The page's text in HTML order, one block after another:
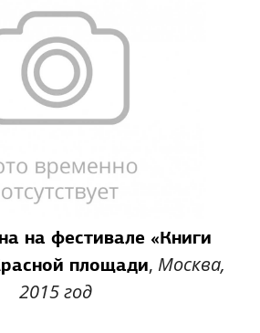
на фестивале «Книги
площади, Москва,
2015 год